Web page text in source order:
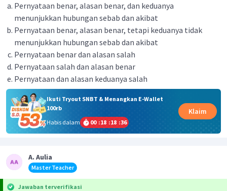
Pernyataan benar, alasan benar, dan keduanya
menunjukkan hubungan sebab dan akibat
Pernyataan benar, alasan benar, tetapi keduanya tidak
menunjukkan hubungan sebab dan akibat
Pernyataan benar dan alasan salah
Pernyataan salah dan alasan benar
Pernyataan dan alasan keduanya salah
Ikuti Tryout SNBT & Menangkan E-Wallet
100rb
Habis dalam
00 :18 :18 :36
Klaim
A. Aulia
Master Teacher
Jawaban terverifikasi